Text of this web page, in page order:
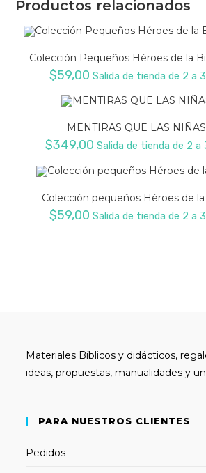
Productos relacionados
Colección Pequeños Héroes de la
$59,00 Salida de tienda de 2 a
MENTIRAS QUE LAS
$349,00 Salida de tienda de 2 a
Colección pequeños Héroes de la
$59,00 Salida de tienda de 2 a
Materiales Bíblicos y didácticos,
ideas, propuestas, manualidades y
PARA NUESTROS CLIENTES
Pedidos